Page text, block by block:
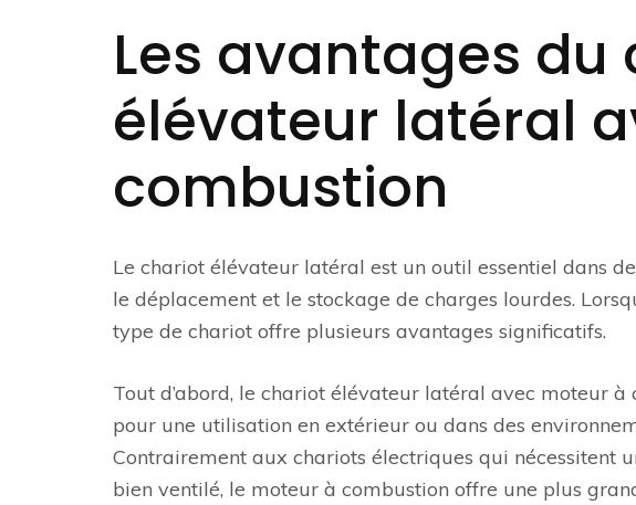
Les avantages du
élévateur latéral
combustion
Le chariot élévateur latéral est un outil essentiel dans
le déplacement et le stockage de charges lourdes.
type de chariot offre plusieurs avantages significatifs.
Tout d’abord, le chariot élévateur latéral avec moteur
pour une utilisation en extérieur ou dans des
Contrairement aux chariots électriques qui nécessitent
bien ventilé, le moteur à combustion offre une plus